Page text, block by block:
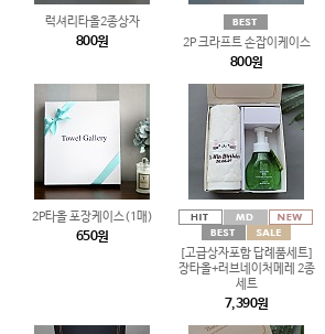
럭셔리타올2종상자
800원 2P 크라프트 손잡이케이스
800원
2P타올 포장케이스(1매)
650원
[고급상자포함 답례품세트]
장타올+러브네이처메레 2종
세트
7,390원